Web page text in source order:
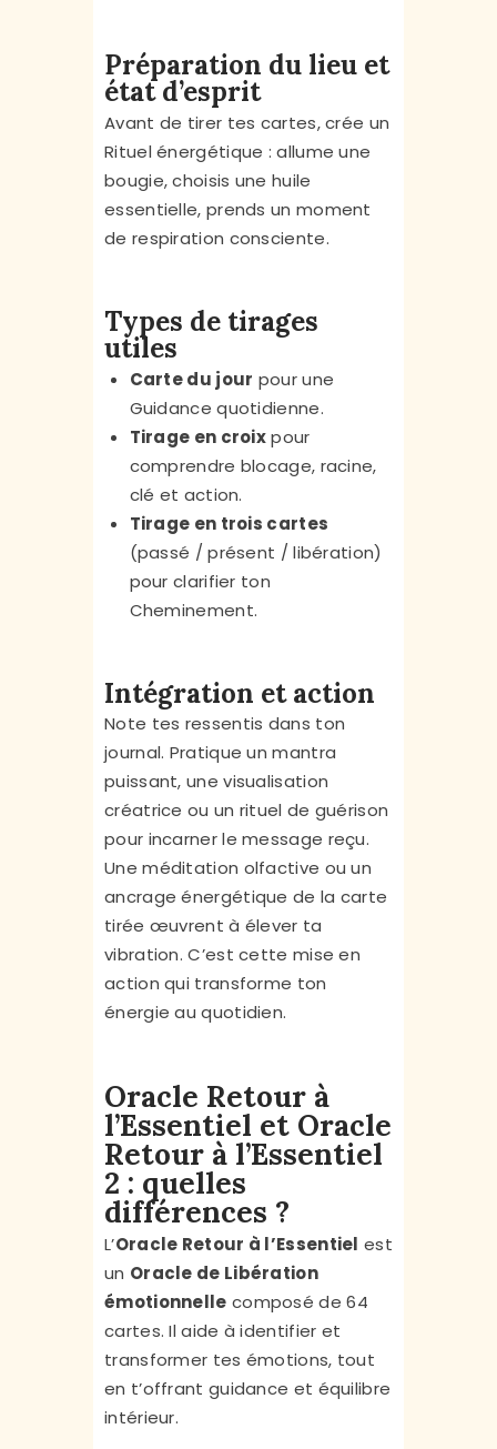
Préparation du lieu et
état d’esprit
Avant de tirer tes cartes, crée un
Rituel énergétique : allume une
bougie, choisis une huile
essentielle, prends un moment
de respiration consciente.
Types de tirages
utiles
Carte du jour pour une
Guidance quotidienne.
Tirage en croixpour
comprendre blocage, racine,
clé et action.
Tirage en trois cartes
(passé / présent / libération)
pour clarifier ton
Cheminement.
Intégration et action
Note tes ressentis dans ton
journal. Pratique un mantra
puissant, une visualisation
créatrice ou un rituel de guérison
pour incarner le message reçu.
Une méditation olfactive ou un
ancrage énergétique de la carte
tirée œuvrent à élever ta
vibration. C’est cette mise en
action qui transforme ton
énergie au quotidien.
Oracle Retour à
l’Essentiel et Oracle
Retour à l’Essentiel
2 : quelles
différences ?
L’Oracle Retour à l’Essentiel est
un Oracle de Libération
émotionnelle composé de 64
cartes. Il aide à identifier et
transformer tes émotions, tout
en t’offrant guidance et équilibre
intérieur.